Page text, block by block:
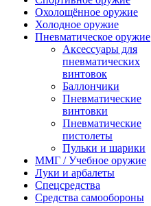
Охолощённое оружие
Холодное оружие
Пневматическое оружие
Аксессуары для
пневматических
винтовок
Баллончики
Пневматические
винтовки
Пневматические
пистолеты
Пульки и шарики
ММГ / Учебное оружие
Луки и арбалеты
Спецсредства
Средства самообороны